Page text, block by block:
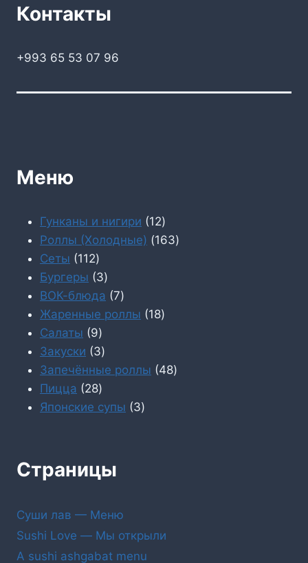
Контакты
+993 65 53 07 96
Меню
Гунканы и нигири 1212
товаров
Роллы (Холодные) 163163
Сеты 112112
товаров
Бургеры 33
товара
ВОК-блюда 77
товаров
Жаренные роллы 1818
Салаты 99
товаров
Закуски 33
товара
Запечённые роллы 4848
Пицца 2828
товаров
Японские супы 33
Страницы
Суши лав — Меню
Sushi Love — Мы открыли
A sushi ashgabat menu